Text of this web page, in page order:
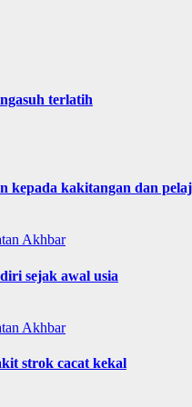
terlatih
kepada kakitangan dan
Akhbar
sejak awal usia
Akhbar
strok cacat kekal